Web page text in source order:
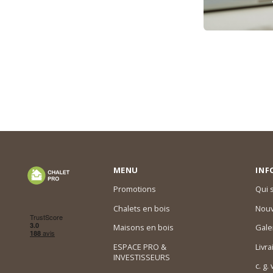
MENU
Promotions
Chalets en bois
Maisons en bois
ESPACE PRO &
INVESTISSEURS
Qui
c.